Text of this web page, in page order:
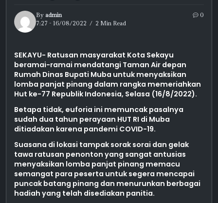
By admin
7:27 - 16/08/2022
2 Min Read
0
SEKAYU- Ratusan masyarakat Kota Sekayu
beramai-ramai mendatangi Taman Air depan
Rumah Dinas Bupati Muba untuk menyaksikan
lomba panjat pinang dalam rangka memeriahkan
Hut ke-77 Republik Indonesia, Selasa (16/8/2022).
Betapa tidak, euforia ini memuncak pasalnya
sudah dua tahun perayaan HUT RI di Muba
ditiadakan karena pandemi COVID-19.
Suasana di lokasi tampak sorak sorai dan gelak
tawa ratusan penonton yang sangat antusias
menyaksikan lomba panjat pinang memacu
semangat para peserta untuk segera mencapai
puncak batang pinang dan menurunkan berbagai
hadiah yang telah disediakan panitia.